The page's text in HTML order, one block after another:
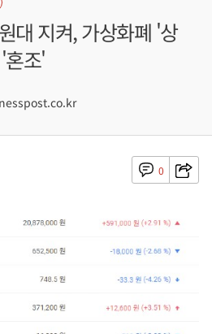
대 지켜, 가상화폐 '상
혼조'
0